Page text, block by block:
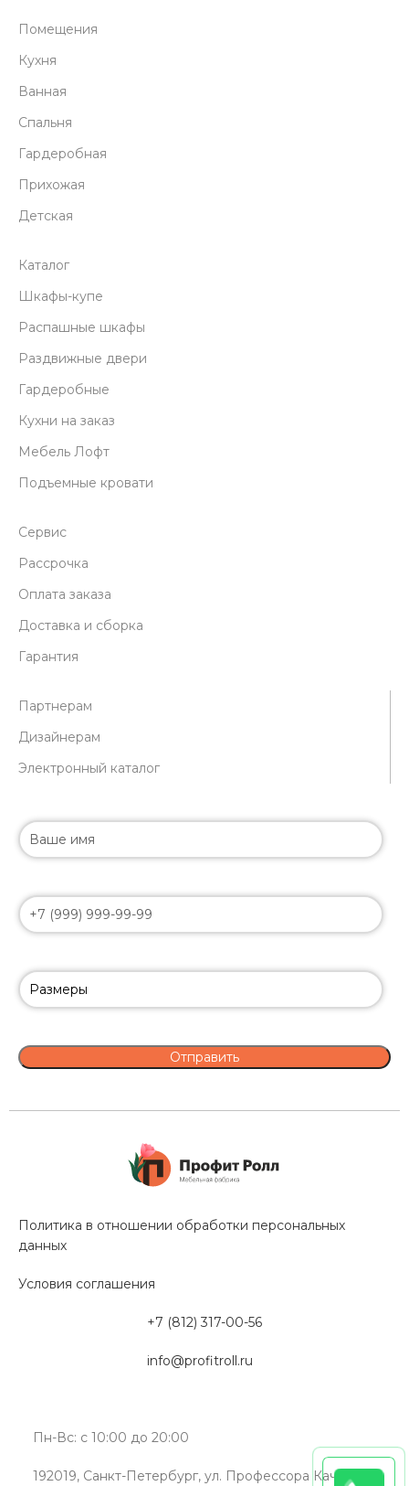
Помещения
Кухня
Ванная
Спальня
Гардеробная
Прихожая
Детская
Каталог
Шкафы-купе
Распашные шкафы
Раздвижные двери
Гардеробные
Кухни на заказ
Мебель Лофт
Подъемные кровати
Сервис
Рассрочка
Оплата заказа
Доставка и сборка
Гарантия
Партнерам
Дизайнерам
Электронный каталог
Политика в отношении обработки персональных
данных
Условия соглашения
+7 (812) 317-00-56
info@profitroll.ru
Пн-Вс: с 10:00 до 20:00
192019, Санкт-Петербург, ул. Профессора Качалова,